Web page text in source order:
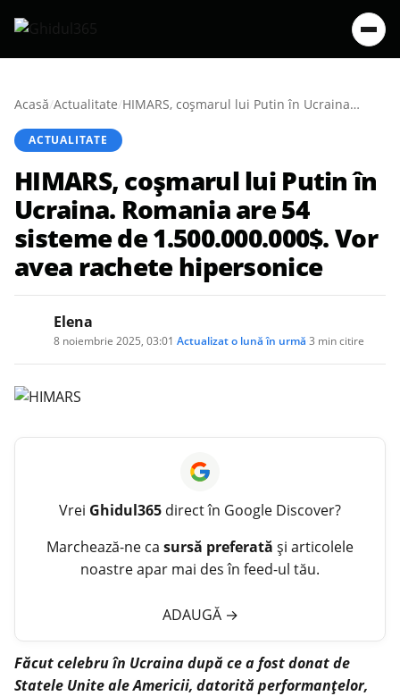
Acasă/Actualitate/ HIMARS, coșmarul lui Putin în Ucraina. Romania are 54 sisteme de 1.500.000.000$. Vor avea rachete hipersonice
ACTUALITATE
HIMARS, coșmarul lui Putin în
Ucraina. Romania are 54
sisteme de 1.500.000.000$. Vor
avea rachete hipersonice
Elena
8 noiembrie 2025, 03:01 Actualizato lună în urmă 3 min citire
Vrei Ghidul365 direct în Google Discover?
Marchează-ne ca sursă preferată și articolele
noastre apar mai des în feed-ul tău.
ADAUGĂ →
Făcut celebru în Ucraina după ce a fost donat de
Statele Unite ale Americii, datorită performanțelor,